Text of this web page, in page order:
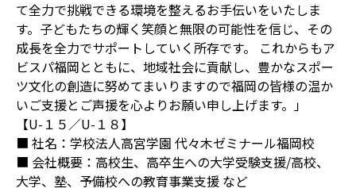
て全力で挑戦できる環境を整えるお手伝いをいたしま
す。子どもたちの輝く笑顔と無限の可能性を信じ、その
成長を全力でサポートしていく所存です。 これからもア
ビスパ福岡とともに、地域社会に貢献し、豊かなスポー
ツ文化の創造に努めてまいりますので福岡の皆様の温か
いご支援とご声援を心よりお願い申し上げます。」
【U-１５／U-１８】
■ 社名：学校法人高宮学園 代々木ゼミナール福岡校
■ 会社概要：高校生、高卒生への大学受験支援/高校、
大学、塾、予備校への教育事業支援 など